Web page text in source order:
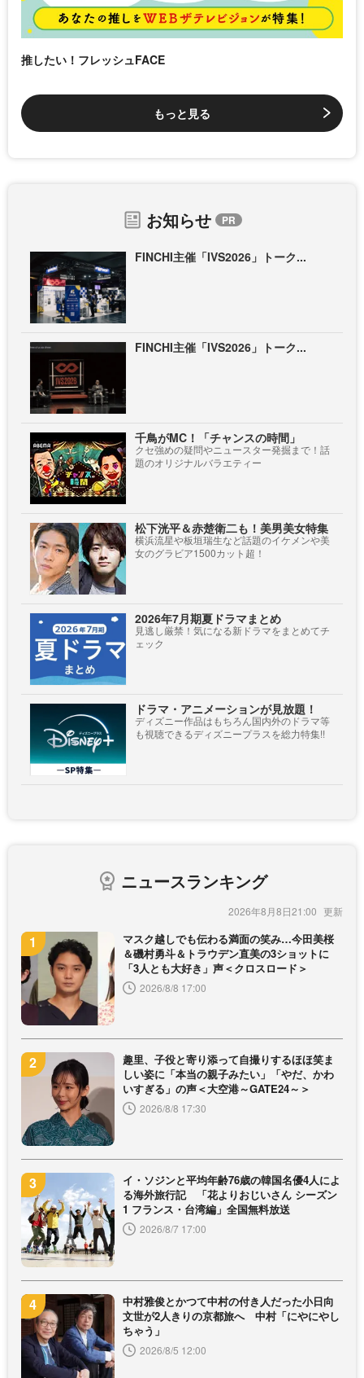
推したい！フレッシュFACE
もっと見る
お知らせ
FINCHI主催「IVS2026」トーク...
FINCHI主催「IVS2026」トーク...
千鳥がMC！「チャンスの時間」
クセ強めの疑問やニュースター発掘まで！話
題のオリジナルバラエティー
松下洸平＆赤楚衛二も！美男美女特集
横浜流星や板垣瑞生など話題のイケメンや美
女のグラビア1500カット超！
2026年7月期夏ドラマまとめ
見逃し厳禁！気になる新ドラマをまとめてチ
ェック
ドラマ・アニメーションが見放題！
ディズニー作品はもちろん国内外のドラマ等
も視聴できるディズニープラスを総力特集!!
ニュースランキング
2026年8月8日21:00
マスク越しでも伝わる満面の笑み…今田美桜
＆磯村勇斗＆トラウデン直美の3ショットに
「3人とも大好き」声＜クロスロード＞
2026/8/8 17:00
趣里、子役と寄り添って自撮りするほほ笑ま
しい姿に「本当の親子みたい」「やだ、かわ
いすぎる」の声＜大空港～GATE24～＞
2026/8/8 17:30
イ・ソジンと平均年齢76歳の韓国名優4人によ
る海外旅行記 「花よりおじいさん シーズン
1 フランス・台湾編」全国無料放送
2026/8/7 17:00
中村雅俊とかつて中村の付き人だった小日向
文世が2人きりの京都旅へ 中村「にやにやし
ちゃう」
2026/8/5 12:00